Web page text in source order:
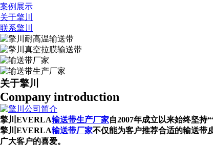
案例展示
关于擎川
联系擎川
关于擎川
Company introduction
擎川EVERLA输送带生产厂家自2007年成立以来始终坚持
擎川EVERLA输送带厂家不仅能为客户推荐合适的输送带
广大客户的喜爱。